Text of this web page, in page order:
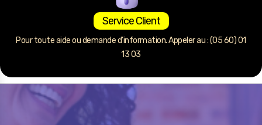
Service Client
Pour toute aide ou demande d’information. Appeler au : (05 60) 01
13 03